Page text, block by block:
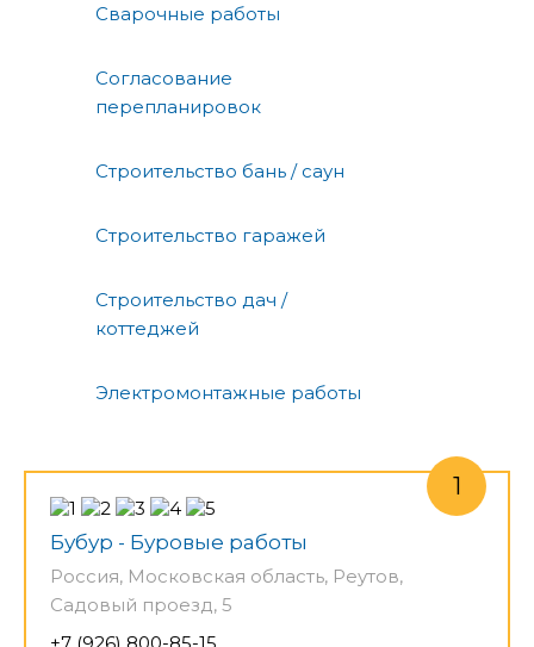
Сварочные работы
Согласование
перепланировок
Строительство бань / саун
Строительство гаражей
Строительство дач /
коттеджей
Электромонтажные работы
Бубур - Буровые работы
Россия, Московская область, Реутов,
Садовый проезд, 5
+7 (926) 800-85-15